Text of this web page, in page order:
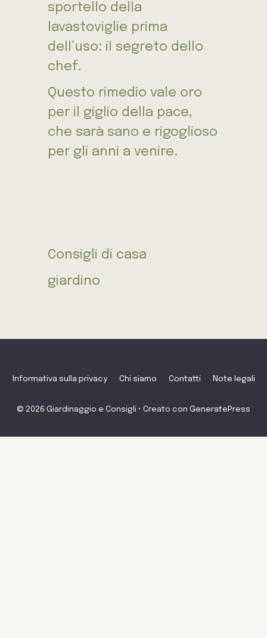
sportello della
lavastoviglie prima
dell’uso: il segreto dello
chef.
Questo rimedio vale oro
per il giglio della pace,
che sarà sano e rigoglioso
per gli anni a venire.
Consigli di casa
giardino
Informativa sulla privacy Chi siamo Contatti Note legali
© 2026 Giardinaggio e Consigli • Creato con GeneratePress